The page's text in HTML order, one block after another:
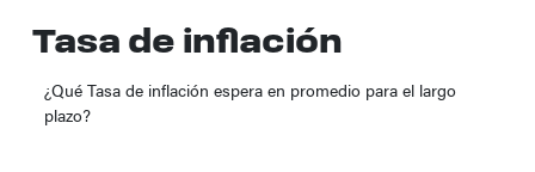
Tasa de inflación
¿Qué Tasa de inflación espera en promedio para el largo
plazo?